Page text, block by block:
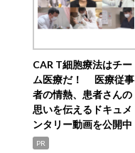
CAR T細胞療法はチー
ム医療だ！ 医療従事
者の情熱、患者さんの
思いを伝えるドキュメ
ンタリー動画を公開中
PR